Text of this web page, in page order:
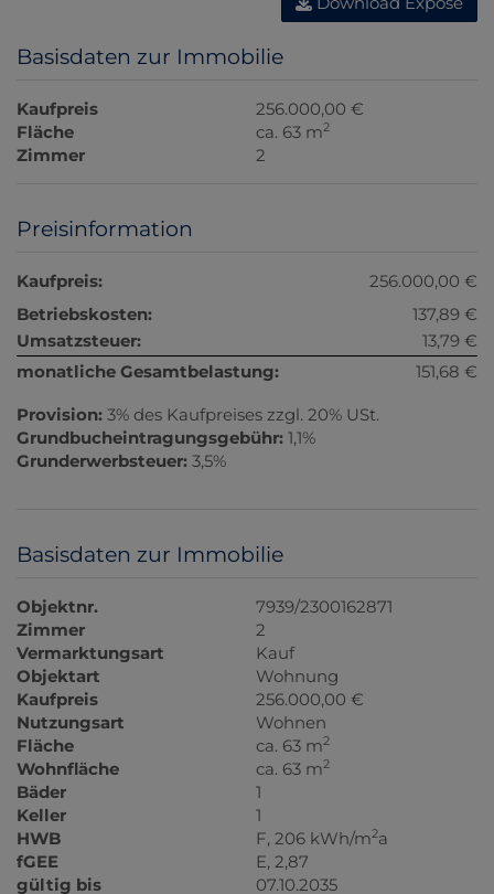
Basisdaten zur Immobilie
Kaufpreis
256.000,00 €
Fläche
ca. 63 m2
Zimmer 2
Preisinformation
Kaufpreis:
256.000,00 €
Betriebskosten:
137,89 €
Umsatzsteuer:
13,79 €
monatliche Gesamtbelastung:
151,68 €
Provision: 3% des Kaufpreises zzgl. 20% USt.
Grundbucheintragungsgebühr: 1,1%
Grunderwerbsteuer: 3,5%
Basisdaten zur Immobilie
Objektnr.
7939/2300162871
Zimmer
2
Vermarktungsart
Kauf
Objektart
Wohnung
Kaufpreis
256.000,00 €
Nutzungsart
Wohnen
Fläche
ca. 63 m2
Wohnfläche ca. 63 m2
Bäder
1
Keller
1
HWB
F, 206 kWh/m2a
fGEE
E, 2,87
gültig bis
07.10.2035